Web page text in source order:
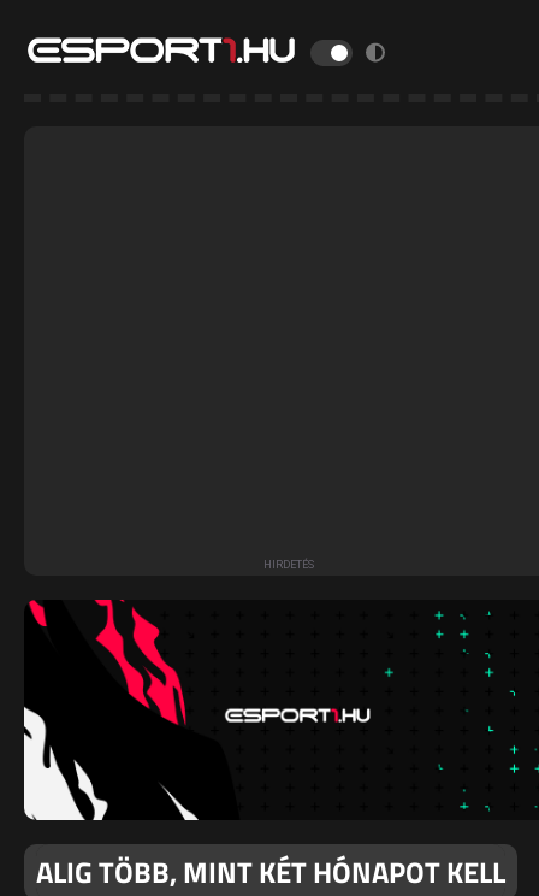
ALIG TÖBB, MINT KÉT HÓNAPOT KELL